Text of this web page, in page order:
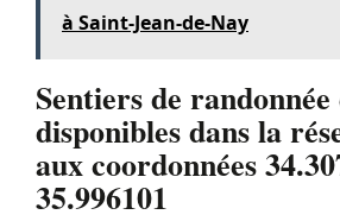
à Saint-Jean-de-Nay
Sentiers de
disponibles dans la
aux coordonnées
35.996101